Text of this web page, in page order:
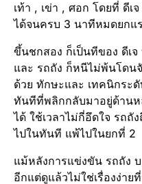
เท้า , เข่า , ศอก โดยที่ ดีเ
ได้จนครบ 3 นาทีหมดยกแ
ขึ้นชกสอง ก็เป็นทีของ ดีเ
และ รถถัง ก็หนีไม่พ้นโด
ด้วย ทักษะและ เทคนิกระ
ทันทีที่พลิกกลับมาอยู่ด้าน
ได้ ใช้เวลาไม่กี่อึดใจ รถ
ไปในทันที แพ้ไปในยกที่ 2
แม้หลังการแข่งขัน รถถัง
อีกแต่ดูแล้วไม่ใช่เรื่องง่าย